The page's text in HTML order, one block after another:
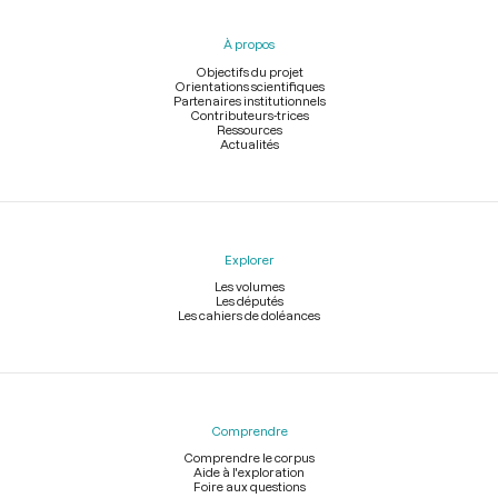
À propos
Objectifs du projet
Orientations scientifiques
Partenaires institutionnels
Contributeurs-trices
Ressources
Actualités
Explorer
Les volumes
Les députés
Les cahiers de doléances
Comprendre
Comprendre le corpus
Aide à l'exploration
Foire aux questions